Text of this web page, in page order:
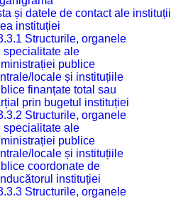
și datele de contact ale
instituției
Structurile, organele
specialitate ale
publice
locale și instituțiile
finanțate total sau
prin bugetul instituției
Structurile, organele
specialitate ale
publice
locale și instituțiile
coordonate de
instituției
Structurile, organele